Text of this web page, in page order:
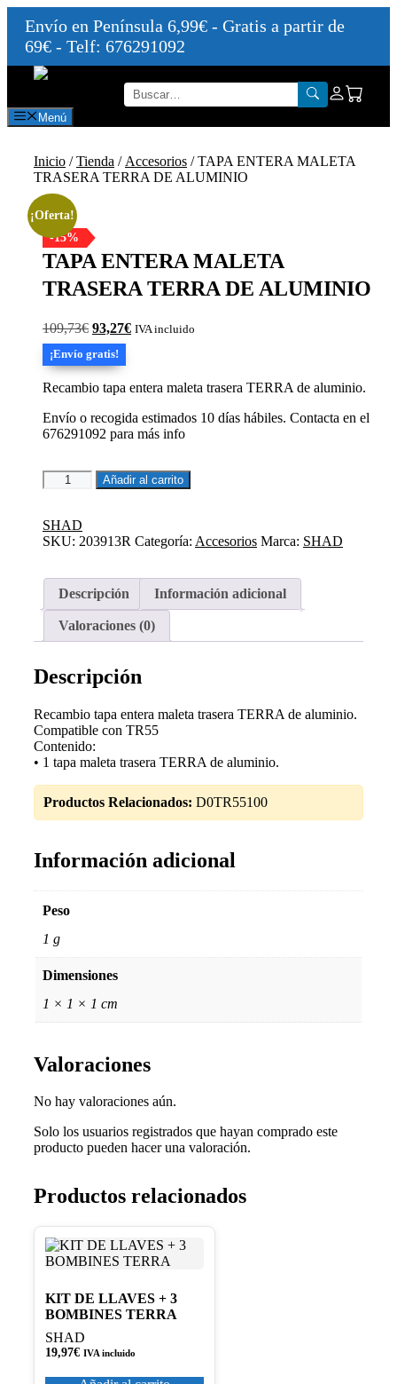
Envío en Península 6,99€ - Gratis a partir de
69€ - Telf: 676291092
Saltar
contenido
Menú
Inicio /Tienda / Accesorios / TAPA ENTERA MALETA
TRASERA TERRA DE ALUMINIO
¡Oferta!
-15%
TAPA ENTERA MALETA
TRASERA TERRA DE ALUMINIO
109,73€ El
precio
original
era:
109,73€.
93,27€El
93,27€.
IVA incluido
¡Envío gratis!
Recambio tapa entera maleta trasera TERRA de aluminio.
Envío o recogida estimados 10 días hábiles. Contacta en el
676291092 para más info
TAPA
ENTERA
TRASERA
TERRA
cantidad
Añadir al carrito
SHAD
SKU: 203913R Categoría: Accesorios Marca: SHAD
Descripción Información adicional
Valoraciones (0)
Descripción
Recambio tapa entera maleta trasera TERRA de aluminio.
Compatible con TR55
Contenido:
• 1 tapa maleta trasera TERRA de aluminio.
Productos Relacionados: D0TR55100
Información adicional
Peso
1 g
Dimensiones
1 × 1 × 1 cm
Valoraciones
No hay valoraciones aún.
Solo los usuarios registrados que hayan comprado este
producto pueden hacer una valoración.
Productos relacionados
KIT DE LLAVES + 3
BOMBINES TERRA
SHAD
19,97€ IVA incluido